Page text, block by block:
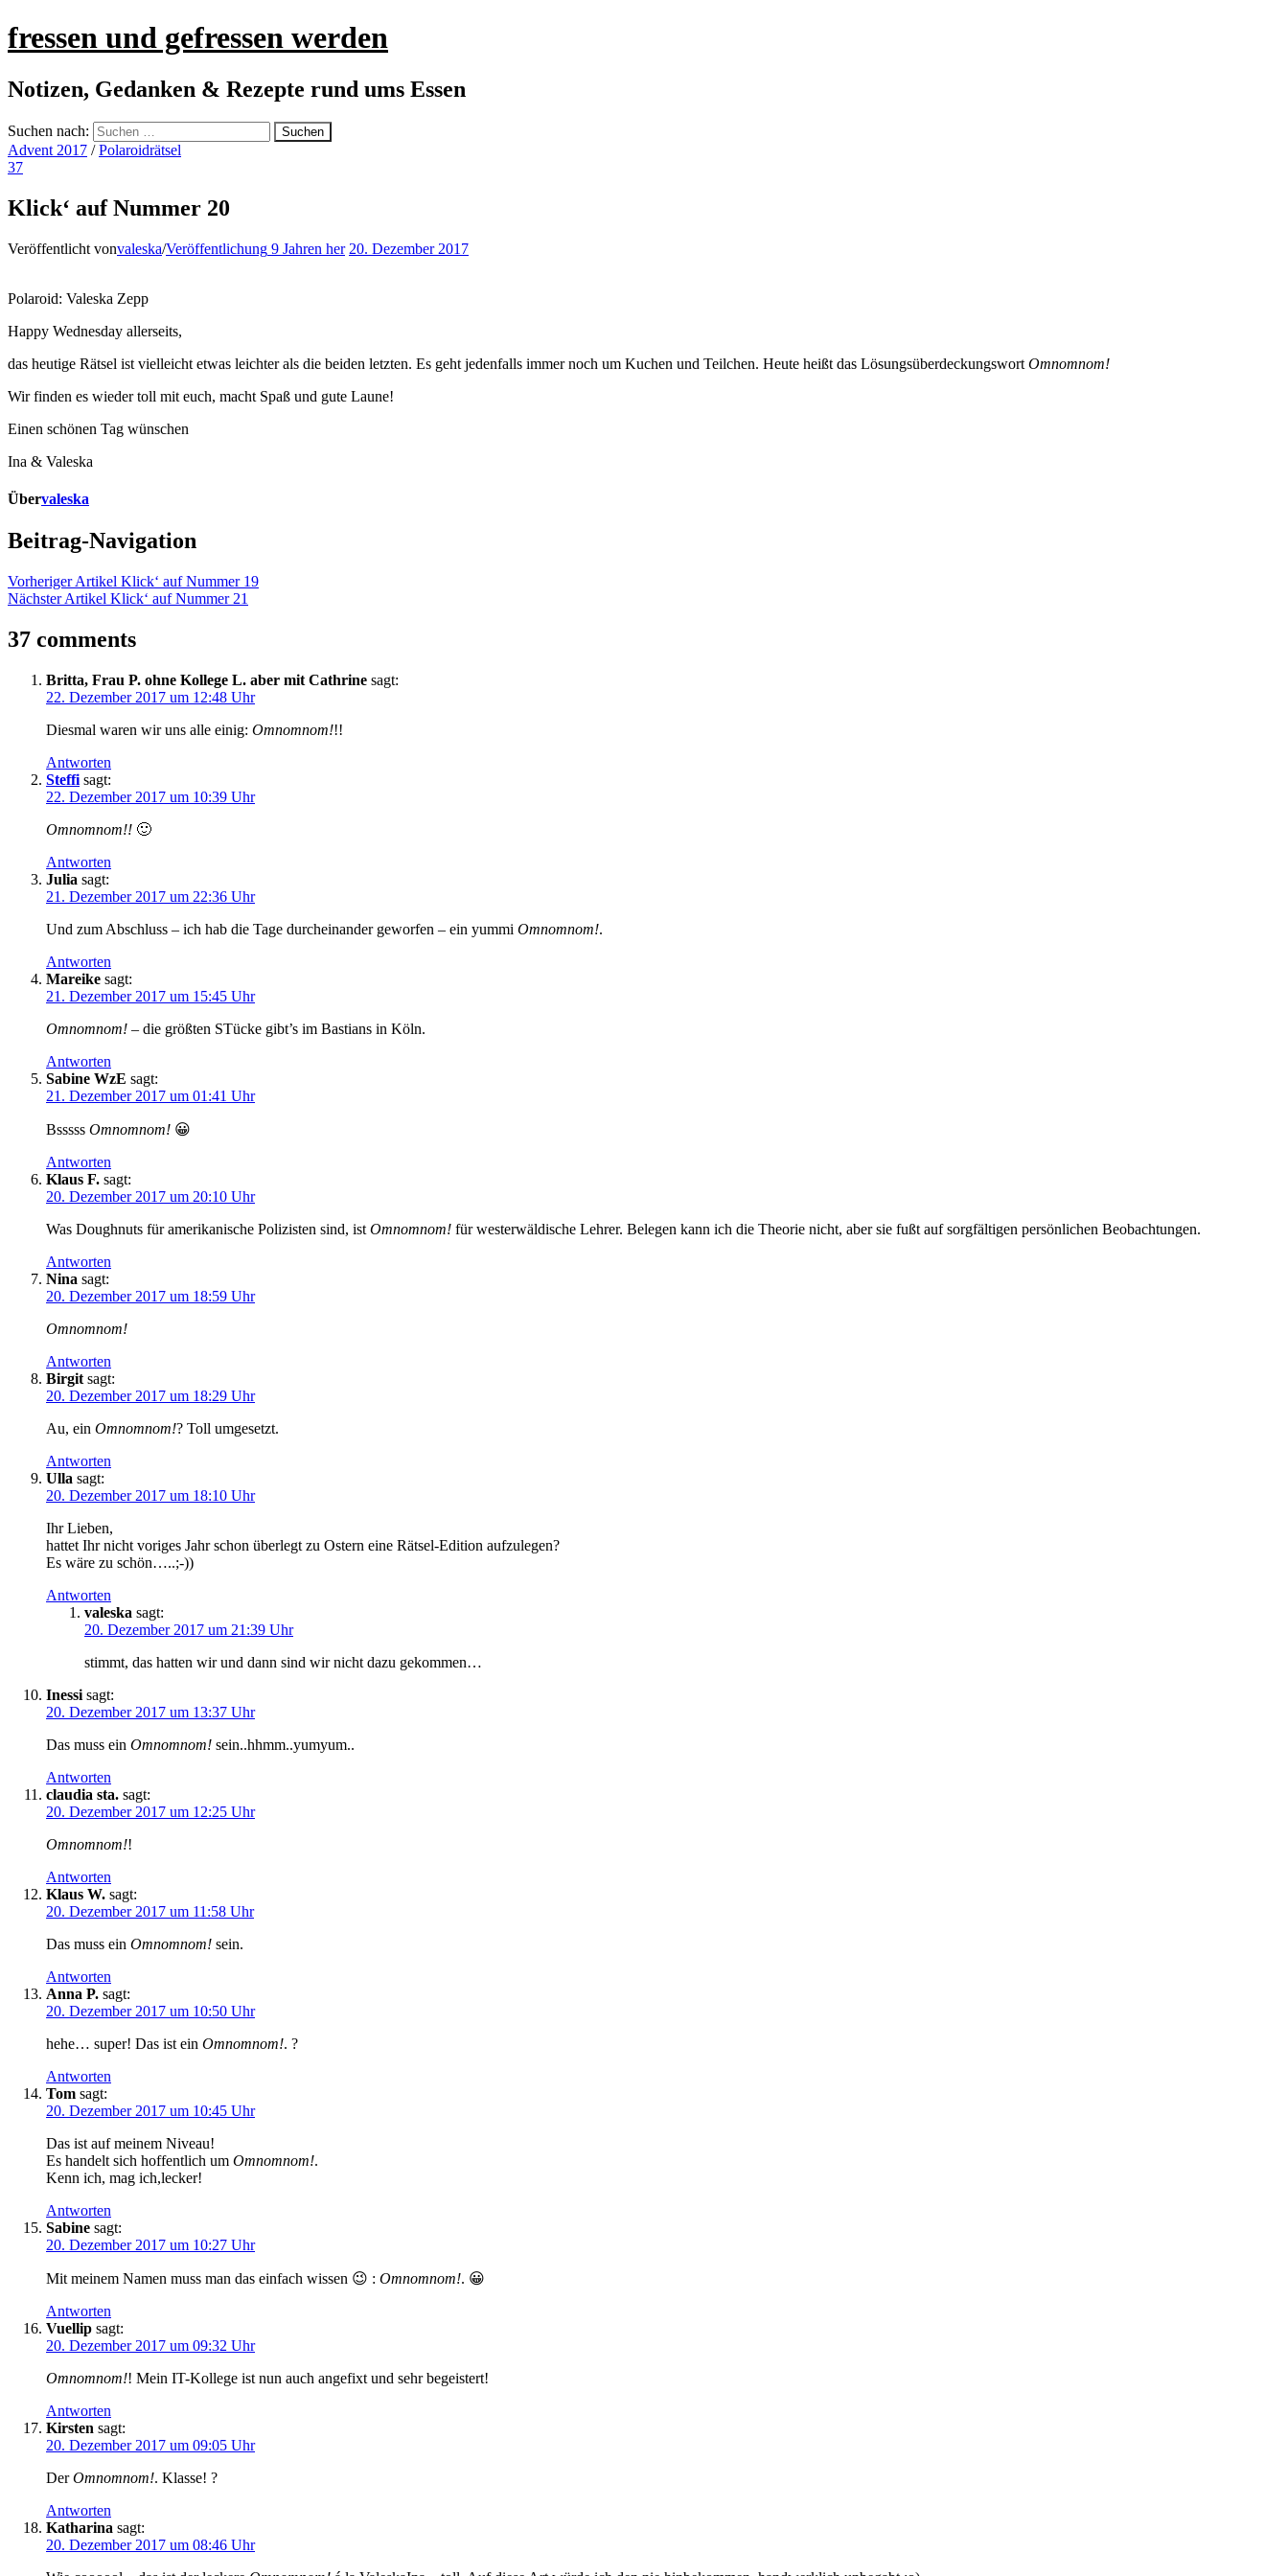
fressen und gefressen werden
Notizen, Gedanken & Rezepte rund ums Essen
Suchen nach:
Advent 2017 /Polaroidrätsel
37
Klick‘ auf Nummer 20
Veröffentlicht vonvaleska/Veröffentlichung 9 Jahren her 20. Dezember 2017
Polaroid: Valeska Zepp
Happy Wednesday allerseits,
das heutige Rätsel ist vielleicht etwas leichter als die beiden letzten. Es geht jedenfalls immer noch um Kuchen und Teilchen. Heute heißt das Lösungsüberdeckungswort Omnomnom!
Wir finden es wieder toll mit euch, macht Spaß und gute Laune!
Einen schönen Tag wünschen
Ina & Valeska
Übervaleska
Beitrag-Navigation
Vorheriger Artikel Klick‘ auf Nummer 19
Nächster Artikel Klick‘ auf Nummer 21
37 comments
Britta, Frau P. ohne Kollege L. aber mit Cathrine sagt:
22. Dezember 2017 um 12:48 Uhr
Diesmal waren wir uns alle einig: Omnomnom!!!
Antworten
Steffi sagt:
22. Dezember 2017 um 10:39 Uhr
Omnomnom!! 🙂
Antworten
Julia sagt:
21. Dezember 2017 um 22:36 Uhr
Und zum Abschluss – ich hab die Tage durcheinander geworfen – ein yummi Omnomnom!.
Antworten
Mareike sagt:
21. Dezember 2017 um 15:45 Uhr
Omnomnom! – die größten STücke gibt’s im Bastians in Köln.
Antworten
Sabine WzE sagt:
21. Dezember 2017 um 01:41 Uhr
Bsssss Omnomnom! 😀
Antworten
Klaus F. sagt:
20. Dezember 2017 um 20:10 Uhr
Was Doughnuts für amerikanische Polizisten sind, ist Omnomnom! für westerwäldische Lehrer. Belegen kann ich die Theorie nicht, aber sie fußt auf sorgfältigen persönlichen Beobachtungen.
Antworten
Nina sagt:
20. Dezember 2017 um 18:59 Uhr
Omnomnom!
Antworten
Birgit sagt:
20. Dezember 2017 um 18:29 Uhr
Au, ein Omnomnom!? Toll umgesetzt.
Antworten
Ulla sagt:
20. Dezember 2017 um 18:10 Uhr
Ihr Lieben,
hattet Ihr nicht voriges Jahr schon überlegt zu Ostern eine Rätsel-Edition aufzulegen?
Es wäre zu schön…..;-))
Antworten
valeska sagt:
20. Dezember 2017 um 21:39 Uhr
stimmt, das hatten wir und dann sind wir nicht dazu gekommen…
Inessi sagt:
20. Dezember 2017 um 13:37 Uhr
Das muss ein Omnomnom! sein..hhmm..yumyum..
Antworten
claudia sta. sagt:
20. Dezember 2017 um 12:25 Uhr
Omnomnom!!
Antworten
Klaus W. sagt:
20. Dezember 2017 um 11:58 Uhr
Das muss ein Omnomnom! sein.
Antworten
Anna P. sagt:
20. Dezember 2017 um 10:50 Uhr
hehe… super! Das ist ein Omnomnom!. ?
Antworten
Tom sagt:
20. Dezember 2017 um 10:45 Uhr
Das ist auf meinem Niveau!
Es handelt sich hoffentlich um Omnomnom!.
Kenn ich, mag ich,lecker!
Antworten
Sabine sagt:
20. Dezember 2017 um 10:27 Uhr
Mit meinem Namen muss man das einfach wissen 😉 : Omnomnom!. 😀
Antworten
Vuellip sagt:
20. Dezember 2017 um 09:32 Uhr
Omnomnom!! Mein IT-Kollege ist nun auch angefixt und sehr begeistert!
Antworten
Kirsten sagt:
20. Dezember 2017 um 09:05 Uhr
DerOmnomnom!. Klasse! ?
Antworten
Katharina sagt:
20. Dezember 2017 um 08:46 Uhr